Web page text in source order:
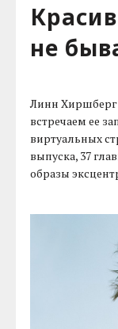
не
Линн Хиршберг
встречаем ее
виртуальных
выпуска, 37
образы